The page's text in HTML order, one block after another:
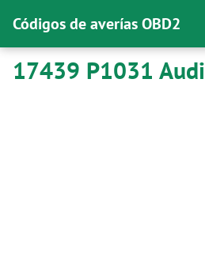
Códigos de averías OBD2
17439 P1031 Audi